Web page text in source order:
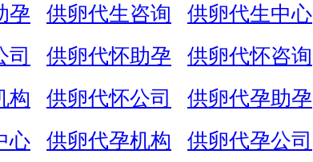
孕 供卵代生咨询 供卵代生中心
司
供卵代怀助孕 供卵代怀咨询
构
供卵代怀公司 供卵代孕助孕
心
供卵代孕机构 供卵代孕公司